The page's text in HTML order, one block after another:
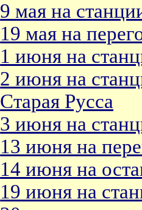
9 мая на
19 мая на
1 июня на
2 июня на
Старая Русса
3 июня на
13 июня на
14 июня на
19 июня на